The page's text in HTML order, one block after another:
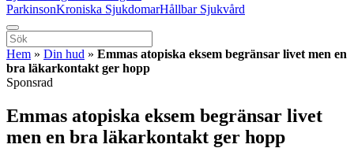
ParkinsonKroniska SjukdomarHållbar Sjukvård
Hem » Din hud » Emmas atopiska eksem begränsar livet men en
bra läkarkontakt ger hopp
Sponsrad
Emmas atopiska eksem begränsar livet
men en bra läkarkontakt ger hopp